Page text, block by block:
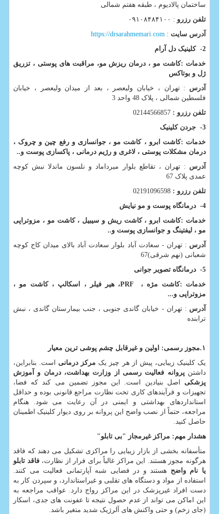
ساختمان پالادیوم ، طبقه هفتم شمالی
تلفن رزرو : ۰۹۱۰۸۴۸۴۱۰۰
آدرس سایت :
https://drsarahmemari.com
2-
کلینیک دل آرام
خدمات :کاشت مو ، درمان ریزش مو، مراقبت های پوستی ، تزریق
ژل و بوتاکس
آدرس : تهران ، خیابان ولیعصر ، بعد از میدان ولیعصر ، خیابان
فلسطین شمالی ، پلاک 48 واحد 3
تلفن رزرو :
3-
جردن کلینیک
خدمات :کاشت ابرو ، کاشت مو ، جوانسازی و رفع چین و چروک ،
درمان مشکلات پوستی ، لاغری و رژیم درمانی ، پاکسازی پوست و..
آدرس : تهران ، تقاطع بلوار میرداماد و نلسون ماندلا نبش کوچه
عمدی پلاک 67
تلفن رزرو :
4-
درمانگاه پوست و مو نیایش
خدمات :کاشت ابرو ، کاشت ریش و سیبیل ، کاشت مو ، مزوتراپی
مو ، لیفتینگ و جوانسازی پوست و..
آدرس : تهران - سعادت آباد بلوار سعادت آباد بالای میدان کاج کوچه
شعبانی (نهم شرقی)67
5-
درمانگاه تصویر جوانی
خدمات :کاشت مژه ،
PRF، هیر فیلر ، اسکالپ ، کاشت مو ،
مزوتراپی و...
آدرس : تهران - خیابان گاندی جنوبی ، جنب بیمارستان گاندی ، نبش
ترابنده
۱ .مجوز رسمی: اولین و غیرقابل چشم پوشی ترین معیار
یک کلینیک زیبایی، پیش از هر چیز یک مرکز درمانی است. بنابراین،
داشتنپروانه فعالیت رسمی از وزارت بهداشت، درمان و آموزش
پزشکی اصل بنیادین است. این مجوز تضمین می کند که فضا،
تجهیزات و فرآیندهای کاری تحت نظارت مراجع قانونی بوده و حداقل
استانداردهای بهداشتی و ایمنی در آن رعایت می شود. هنگام
مراجعه، حتماً از نصب واضح این پروانه بر روی دیوار کلینیک اطمینان
حاصل کنید.
هشدار مهم: مراکز غیرمجاز "بی تابلو"
متأسفانه بخشی از بازار زیبایی را مراکزی تشکیل می دهند که فاقد
هرگونه مجوز هستند. این مراکز غالباً برای فرار از نظارت،فاقد تابلو
یا نام واضح هستند و در فضایی شبه آپارتمانی فعالیت می کنند.
استفاده از مواد و دستگاه های تقلبی و غیراستاندارد، و سپردن کار به
دست افراد غیرپزشک در این مراکز رواج دارد. عواقب مراجعه به
این اماکن می تواند از عدم حصول نتیجه تا عفونت های جدی، اسکار
(جای زخم) و حتی واکنش های آلرژیک شدید متغیر باشد.